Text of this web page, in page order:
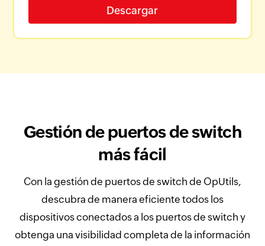
Gestión de puertos de switch
más fácil
Con la gestión de puertos de switch de OpUtils,
descubra de manera eficiente todos los
dispositivos conectados a los puertos de switch y
obtenga una visibilidad completa de la información